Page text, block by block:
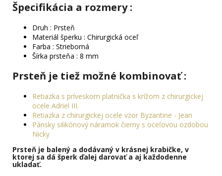
Špecifikácia a rozmery :
Druh : Prsteň
Materiál šperku : Chirurgická oceľ
Farba : Strieborná
Šírka prsteňa : 8 mm
Prsteň je tiež možné kombinovať :
Retiazka s príveskom platnička s krížom z chirurgickej
ocele Adriel III.
Retiazka z chirurgickej ocele vzor Byzantine - Jean
Pánsky silikónový náramok čierny s oceľovou ozdobou
Nicky
Prsteň je balený a dodávaný v krásnej krabičke, v
ktorej sa dá šperk ďalej darovaťa aj každodenne
ukladať.